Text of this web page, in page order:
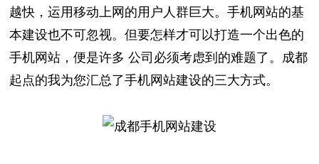
越快，运用移动上网的用户人群巨大。手机网站的基
本建设也不可忽视。但要怎样才可以打造一个出色的
手机网站，便是许多 公司必须考虑到的难题了。成都
起点的我为您汇总了手机网站建设的三大方式。